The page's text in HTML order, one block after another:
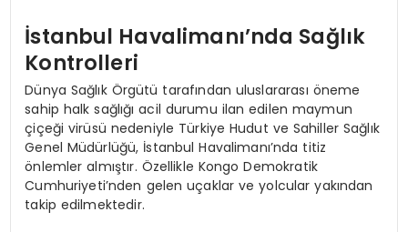
İstanbul Havalimanı’nda Sağlık
Kontrolleri
Dünya Sağlık Örgütü tarafından uluslararası öneme
sahip halk sağlığı acil durumu ilan edilen maymun
çiçeği virüsü nedeniyle Türkiye Hudut ve Sahiller Sağlık
Genel Müdürlüğü, İstanbul Havalimanı’nda titiz
önlemler almıştır. Özellikle Kongo Demokratik
Cumhuriyeti’nden gelen uçaklar ve yolcular yakından
takip edilmektedir.